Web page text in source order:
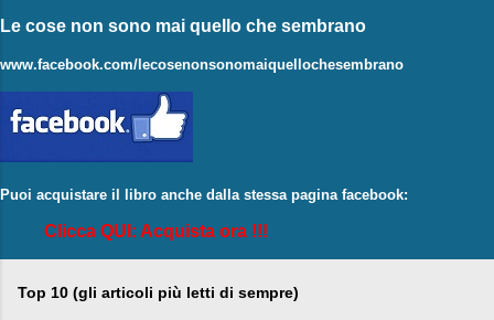
Le cose non sono mai quello che sembrano
www.facebook.com/lecosenonsonomaiquellochesembrano
Puoi acquistare il libro anche dalla stessa pagina facebook:
Clicca QUI: Acquista ora !!!
Top 10 (gli articoli più letti di sempre)